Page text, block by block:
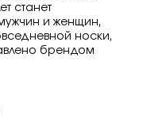
станет
и женщин,
носки,
брендом